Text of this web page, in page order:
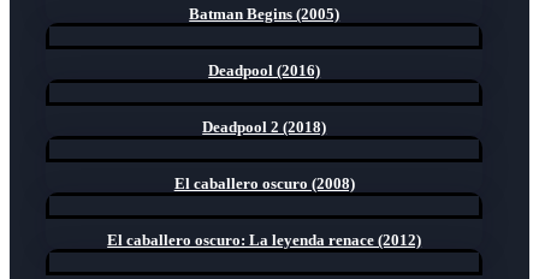
Batman Begins (2005)
Deadpool (2016)
Deadpool 2 (2018)
El caballero oscuro (2008)
El caballero oscuro: La leyenda renace (2012)